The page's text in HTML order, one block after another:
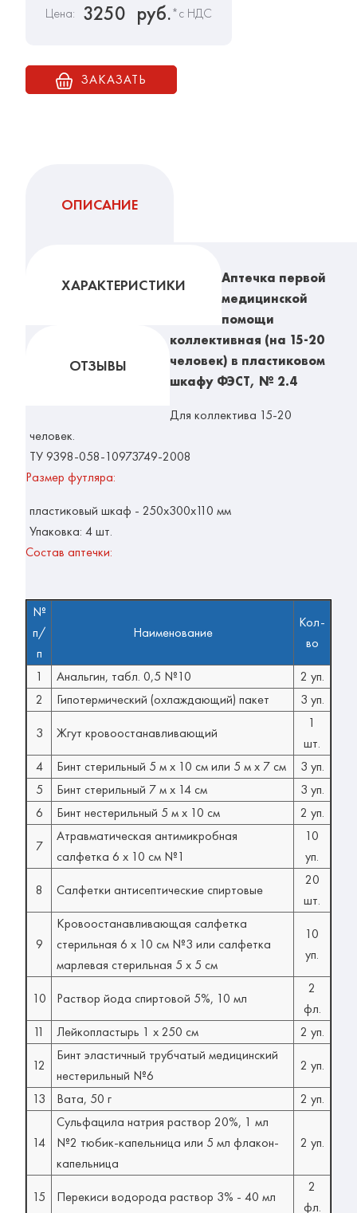
Цена: 3250 руб.*с НДС
ЗАКАЗАТЬ
ОПИСАНИЕ
ХАРАКТЕРИСТИКИ
ОТЗЫВЫ
Аптечка первой
медицинской
помощи
коллективная (на 15-20
человек) в пластиковом
шкафу ФЭСТ, № 2.4
Для коллектива 15-20
человек.
ТУ 9398-058-10973749-2008
Размер футляра:
пластиковый шкаф - 250x300x110 мм
Упаковка: 4 шт.
Состав аптечки:
№
п/
п
Наименование
Кол-
во
1
Анальгин, табл. 0,5 №10
2 уп.
2
Гипотермический (охлаждающий) пакет
3 уп.
3
Жгут кровоостанавливающий
1
шт.
4
Бинт стерильный 5 м х 10 см или 5 м х 7 см
3 уп.
5
Бинт стерильный 7 м х 14 см
3 уп.
6
Бинт нестерильный 5 м х 10 см
2 уп.
7
Атравматическая антимикробная
салфетка 6 x 10 см №1
10
уп.
8
Салфетки антисептические спиртовые
20
шт.
9
Кровоостанавливающая салфетка
стерильная 6 x 10 см №3 или салфетка
марлевая стерильная 5 х 5 см
10
уп.
10 Раствор йода спиртовой 5%, 10 мл
2
фл.
11
Лейкопластырь 1 х 250 см
2 уп.
12
Бинт эластичный трубчатый медицинский
нестерильный №6
2 уп.
13
Вата, 50 г 2 уп.
14
Сульфацила натрия раствор 20%, 1 мл
№2 тюбик-капельница или 5 мл флакон-
капельница
2 уп.
15 Перекиси водорода раствор 3% - 40 мл
2
фл.